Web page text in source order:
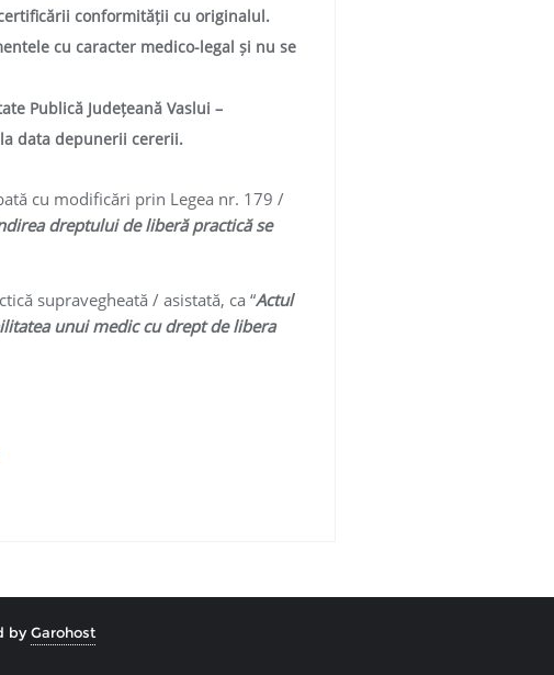
conformității cu originalul.
cu caracter medico-legal și nu se
Publică Județeană Vaslui –
data depunerii cererii.
cu modificări prin Legea nr. 179 /
dreptului de liberă practică se
supravegheată / asistată, ca “Actul
unui medic cu drept de libera
byGarohost